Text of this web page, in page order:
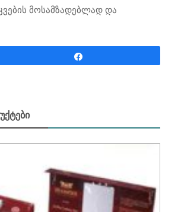
მოსამზადებლად და